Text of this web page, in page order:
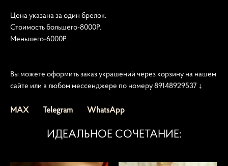
Цена указана за один брелок.
Стоимость большего-8000Р.
Меньшего-6000Р.
Вы можете оформить заказ украшений через корзину на нашем
сайте или в любом мессенджере по номеру 89148929537 ↓
MAX Telegram WhatsApp
ИДЕАЛЬНОЕ СОЧЕТАНИЕ: